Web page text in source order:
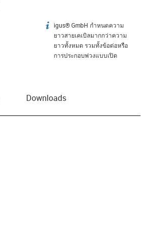
igus-icon-info
igus® GmbH กำหนดความ
ยาวสายเคเบิลมากกว่าความ
ยาวทั้งหมด รวมทั้งข้อต่อหรือ
การประกอบพ่วงแบบเปิด
Downloads